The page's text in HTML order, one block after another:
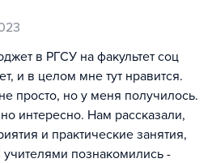
в РГСУ на факультет соц
и в целом мне тут нравится.
просто, но у меня получилось.
интересно. Нам рассказали,
и практические занятия,
учителями познакомились -